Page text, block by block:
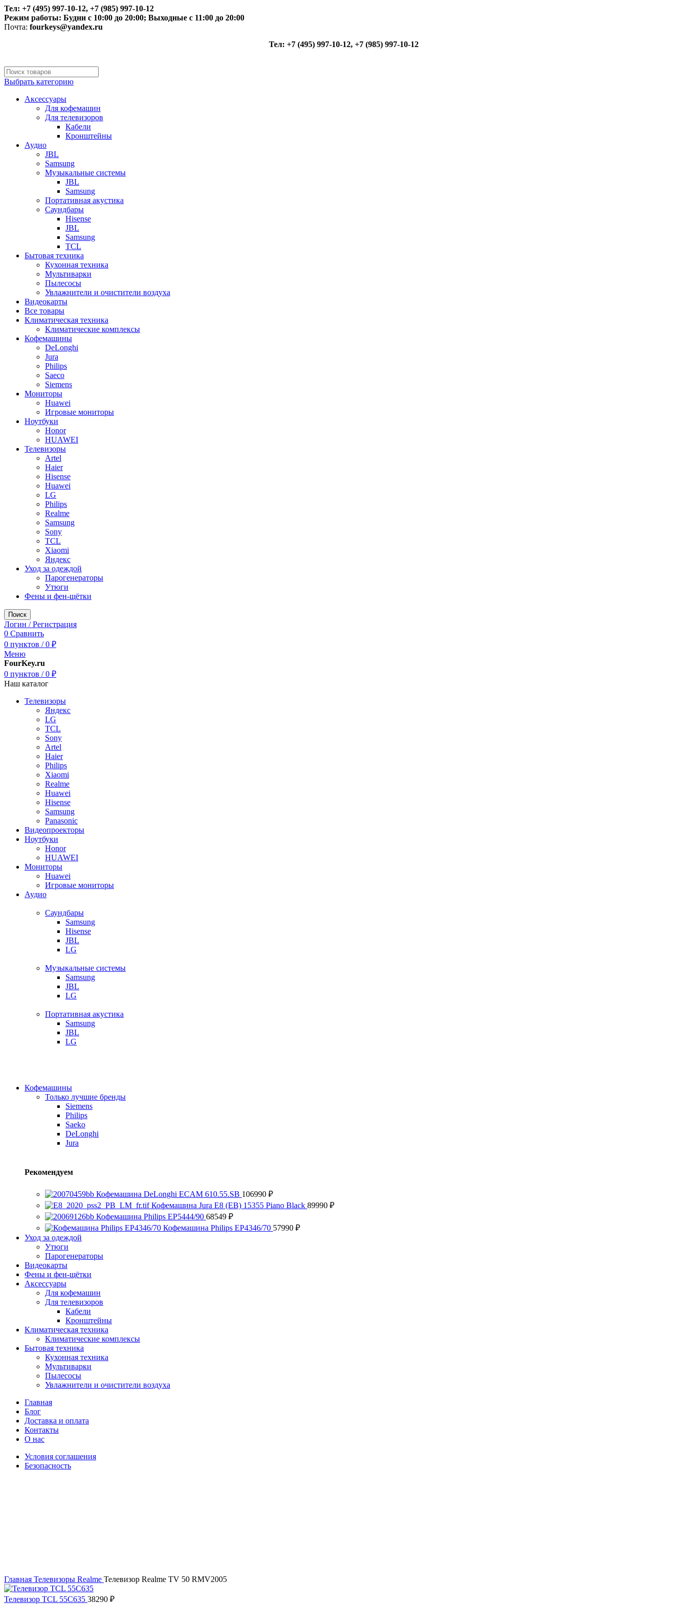
Тел: +7 (495) 997-10-12, +7 (985) 997-10-12
Режим работы: Будни с 10:00 до 20:00; Выходные с 11:00 до 20:00
Почта: fourkeys@yandex.ru
Тел: +7 (495) 997-10-12, +7 (985) 997-10-12
Выбрать категорию
Аксессуары
Для кофемашин
Для телевизоров
Кабели
Кронштейны
Аудио
JBL
Samsung
Музыкальные системы
JBL
Samsung
Портативная акустика
Саундбары
Hisense
JBL
Samsung
TCL
Бытовая техника
Кухонная техника
Мультиварки
Пылесосы
Увлажнители и очистители воздуха
Видеокарты
Все товары
Климатическая техника
Климатические комплексы
Кофемашины
DeLonghi
Jura
Philips
Saeco
Siemens
Мониторы
Huawei
Игровые мониторы
Ноутбуки
Honor
HUAWEI
Телевизоры
Artel
Haier
Hisense
Huawei
LG
Philips
Realme
Samsung
Sony
TCL
Xiaomi
Яндекс
Уход за одеждой
Парогенераторы
Утюги
Фены и фен-щётки
Поиск
Логин / Регистрация
0 Сравнить
0 пунктов / 0 ₽
Меню
FourKey.ru
0 пунктов / 0 ₽
Наш каталог
Телевизоры
Яндекс
LG
TCL
Sony
Artel
Haier
Philips
Xiaomi
Realme
Huawei
Hisense
Samsung
Panasonic
Видеопроекторы
Ноутбуки
Honor
HUAWEI
Мониторы
Huawei
Игровые мониторы
Аудио
Саундбары
Samsung
Hisense
JBL
LG
Музыкальные системы
Samsung
JBL
LG
Портативная акустика
Samsung
JBL
LG
Кофемашины
Только лучшие бренды
Siemens
Philips
Saeko
DeLonghi
Jura
Рекомендуем
Кофемашина DeLonghi ECAM 610.55.SB 106990 ₽
Кофемашина Jura E8 (EB) 15355 Piano Black 89990 ₽
Кофемашина Philips EP5444/90 68549 ₽
Кофемашина Philips EP4346/70 57990 ₽
Уход за одеждой
Утюги
Парогенераторы
Видеокарты
Фены и фен-щётки
Аксессуары
Для кофемашин
Для телевизоров
Кабели
Кронштейны
Климатическая техника
Климатические комплексы
Бытовая техника
Кухонная техника
Мультиварки
Пылесосы
Увлажнители и очистители воздуха
Главная
Блог
Доставка и оплата
Контакты
О нас
Условия соглашения
Безопасность
Главная Телевизоры Realme Телевизор Realme TV 50 RMV2005
Телевизор TCL 55C635 38290 ₽